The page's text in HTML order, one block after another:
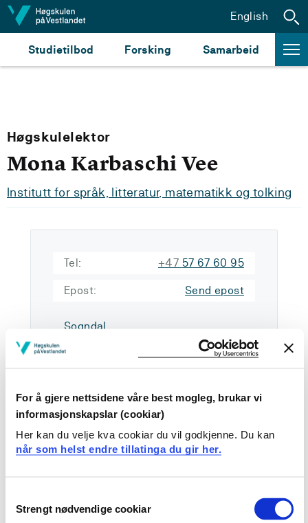
For å gjere nettsidene våre best mogleg, brukar vi
informasjonskapslar (cookiar)
Her kan du velje kva cookiar du vil godkjenne. Du kan
når som helst endre tillatinga du gir her.
Selection
Strengt nødvendige cookiar
Hopp til innhald
Studietilbod Forsking Samarbeid
English
Høgskulelektor
Mona Karbaschi Vee
Institutt for språk, litteratur, matematikk og tolking
Tel: +47 57 67 60 95
Epost: Send epost
Sogndal
Sjå forskarprofil i NVA
Arbeids- og kompetanseområde
Matematikk